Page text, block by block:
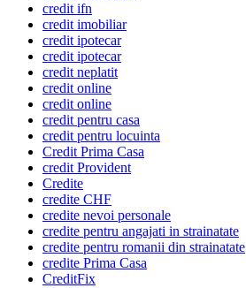
credit ifn
credit imobiliar
credit ipotecar
credit ipotecar
credit neplatit
credit online
credit online
credit pentru casa
credit pentru locuinta
Credit Prima Casa
credit Provident
Credite
credite CHF
credite nevoi personale
credite pentru angajati in strainatate
credite pentru romanii din strainatate
credite Prima Casa
CreditFix